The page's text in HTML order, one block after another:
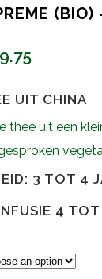
(BIO)
UIT CHINA
thee uit een
3 TOT 4
4